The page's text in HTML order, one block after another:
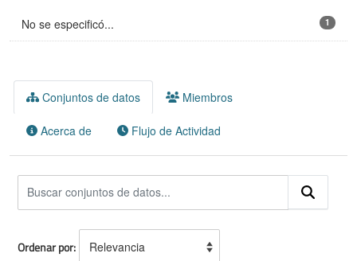
No se especificó... 1
Conjuntos de datos Miembros
Acerca de Flujo de Actividad
Ordenar por